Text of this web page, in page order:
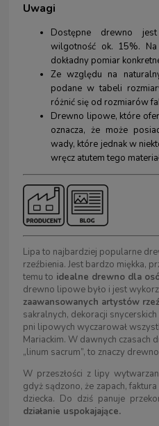
Uwagi
Dostępne drewno
wilgotność ok. 15%.
dokładny pomiar
Ze względu na
podane w tabeli
różnić się od rozmiarów
Drewno lipowe, które
oznacza, że może
wady, które jednak w
wręcz atutem tego
Lipa to najbardziej popularne
rzeźbienia. Jest bardzo miękka,
temu to idealne drewno dla
drewno lipowe było i jest
zaawansowanych artystów
sakralnych, dekoracji
pni lipowych wyczarował
Mariackim. W dawnych czasach
„linum sacrum”, to znaczy
W przeszłości z lipy
gdyż sądzono, że zapach,
dziecka. Do dziś panuje
działanie uspokajające.